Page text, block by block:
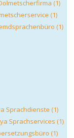
(1)
(1)
(1)
Sprachdienste (1)
Sprachservices (1)
(1)